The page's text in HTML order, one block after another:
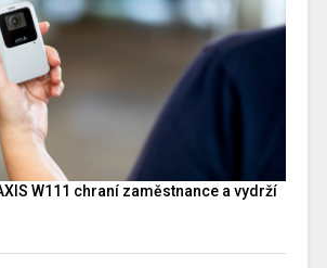
W111 chraní zaměstnance a vydrží